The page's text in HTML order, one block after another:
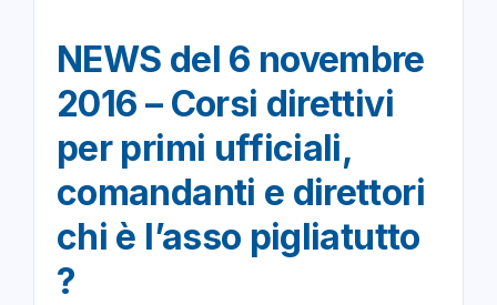
NEWS del 6 novembre
2016 – Corsi direttivi
per primi ufficiali,
comandanti e direttori
chi è l’asso pigliatutto
?